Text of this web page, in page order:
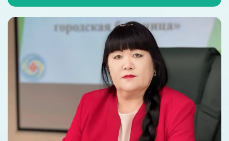
Главная
О больнице
Жизнь больницы
Пациентам
ОСМС